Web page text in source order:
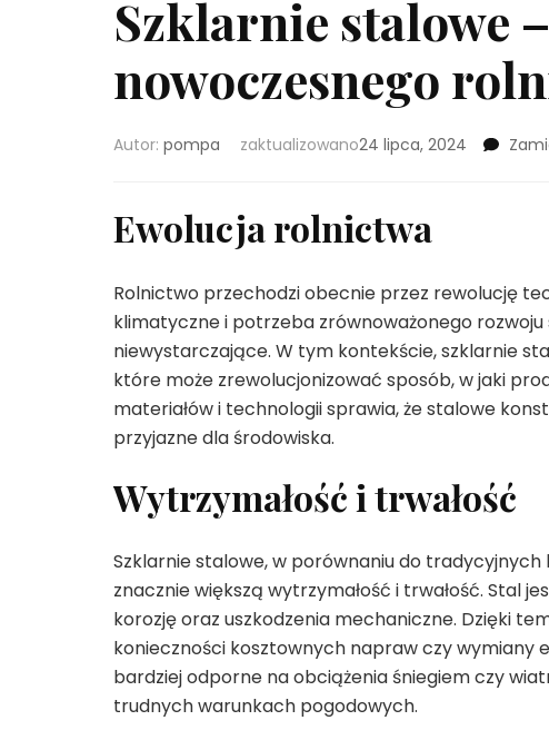
Szklarnie stalowe
nowoczesnego
Autor: pompa zaktualizowano24 lipca, 2024
Ewolucja rolnictwa
Rolnictwo przechodzi obecnie przez rewolucję
klimatyczne i potrzeba zrównoważonego
niewystarczające. W tym kontekście, szklarnie
które może zrewolucjonizować sposób, w jaki
materiałów i technologii sprawia, że stalowe
przyjazne dla środowiska.
Wytrzymałość i trwałość
Szklarnie stalowe, w porównaniu do
znacznie większą wytrzymałość i trwałość. Stal
korozję oraz uszkodzenia mechaniczne. Dzięki
konieczności kosztownych napraw czy
bardziej odporne na obciążenia śniegiem czy
trudnych warunkach pogodowych.